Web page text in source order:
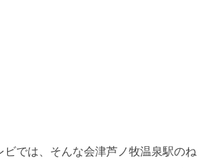
ビでは、そんな会津芦ノ牧温泉駅のね